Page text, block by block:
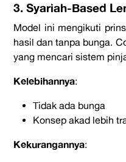
3. Syariah-Based
Model ini mengikuti
hasil dan tanpa bunga.
yang mencari sistem
Kelebihannya:
Tidak ada bunga
Konsep akad lebih
Kekurangannya: